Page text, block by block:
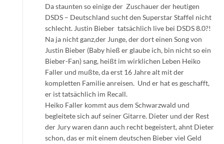
Da staunten so einige der Zuschauer der heutigen
DSDS – Deutschland sucht den Superstar Staffel nicht
schlecht. Justin Bieber tatsächlich live bei DSDS 8.0?!
Na ja nicht ganz,der Junge, der dort einen Song von
Justin Bieber (Baby hieß er glaube ich, bin nicht so ein
Bieber-Fan) sang, heißt im wirklichen Leben Heiko
Faller und mußte, da erst 16 Jahre alt mit der
kompletten Familie anreisen. Und er hat es geschafft,
er ist tatsächlich im Recall.
Heiko Faller kommt aus dem Schwarzwald und
begleitete sich auf seiner Gitarre. Dieter und der Rest
der Jury waren dann auch recht begeistert, ahnt Dieter
schon, das er mit einem deutschen Bieber viel Geld